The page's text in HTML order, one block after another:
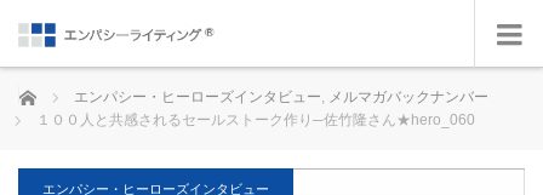
ホーム エンパシー・ヒーローズインタビュー, メルマガバックナンバー
１００人と共感されるセールストーク作り─佐竹隆さん★hero_060
エンパシー・ヒーローズインタビュー